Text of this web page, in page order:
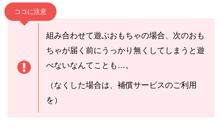
ココに注意
組み合わせて遊ぶおもちゃの場合、次のおも
ちゃが届く前にうっかり無くしてしまうと遊
べないなんてことも…。
（なくした場合は、補償サービスのご利用
を）